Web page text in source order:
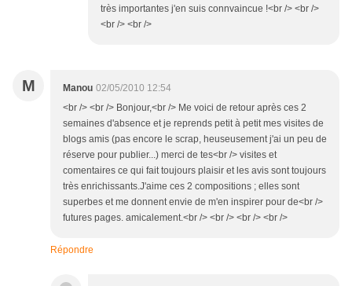
très importantes j'en suis connvaincue !<br /> <br />
<br /> <br />
M Manou 02/05/2010 12:54
<br /> <br /> Bonjour,<br /> Me voici de retour après ces 2
semaines d'absence et je reprends petit à petit mes visites de
blogs amis (pas encore le scrap, heuseusement j'ai un peu de
réserve pour publier...) merci de tes<br /> visites et
comentaires ce qui fait toujours plaisir et les avis sont toujours
très enrichissants.J'aime ces 2 compositions ; elles sont
superbes et me donnent envie de m'en inspirer pour de<br />
futures pages. amicalement.<br /> <br /> <br /> <br />
Répondre